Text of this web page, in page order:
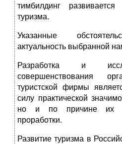
тимбилдинг
туризма.
Указанные
актуальность выбранной
Разработка и
совершенствования
туристской фирмы
силу практической
но и по причине их
проработки.
Развитие туризма в